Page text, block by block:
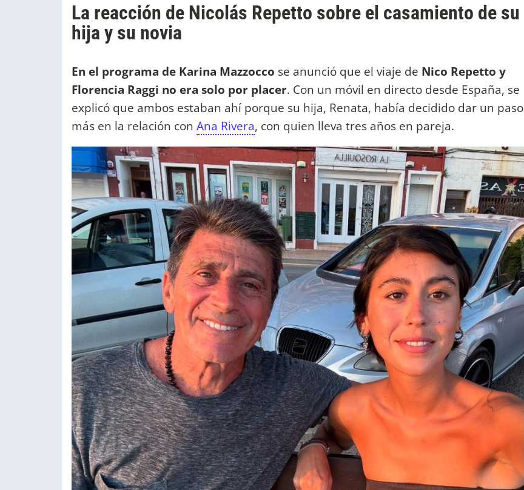
La reacción de Nicolás Repetto sobre el casamiento de su
hija y su novia
En el programa de Karina Mazzocco se anunció que el viaje de Nico Repetto y
Florencia Raggi no era solo por placer. Con un móvil en directo desde España, se
explicó que ambos estaban ahí porque su hija, Renata, había decidido dar un paso
más en la relación con Ana Rivera, con quien lleva tres años en pareja.